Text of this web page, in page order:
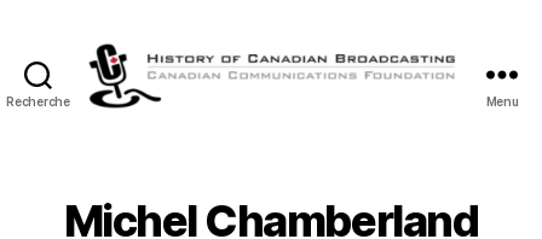
Recherche
Radiodiffusion
Canadienne
Menu
Michel Chamberland